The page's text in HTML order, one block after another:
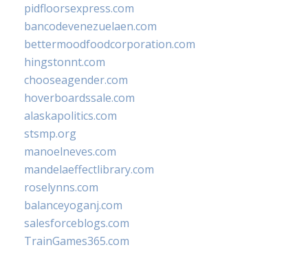
pidfloorsexpress.com
bancodevenezuelaen.com
bettermoodfoodcorporation.com
hingstonnt.com
chooseagender.com
hoverboardssale.com
alaskapolitics.com
stsmp.org
manoelneves.com
mandelaeffectlibrary.com
roselynns.com
balanceyoganj.com
salesforceblogs.com
TrainGames365.com